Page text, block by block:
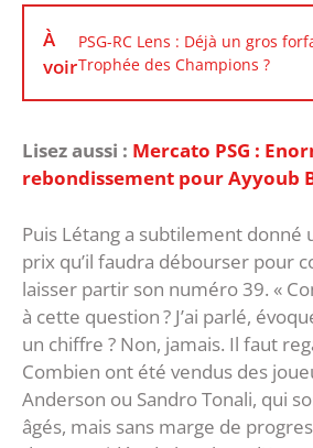
À
voir
PSG-RC Lens : Déjà un gros
Trophée des Champions ?
Lisez aussi : Mercato PSG :
rebondissement pour Ayyoub
Puis Létang a subtilement donné
prix qu’il faudra débourser pour
laisser partir son numéro 39. «
à cette question ? J’ai parlé,
un chiffre ? Non, jamais. Il faut
Combien ont été vendus des
Anderson ou Sandro Tonali, qui
âgés, mais sans marge de